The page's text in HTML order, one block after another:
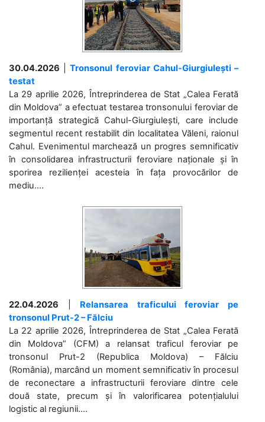
30.04.2026 |Tronsonul feroviar Cahul-Giurgiulești –
testat
La 29 aprilie 2026, Întreprinderea de Stat „Calea Ferată
din Moldova” a efectuat testarea tronsonului feroviar de
importanță strategică Cahul-Giurgiulești, care include
segmentul recent restabilit din localitatea Văleni, raionul
Cahul. Evenimentul marchează un progres semnificativ
în consolidarea infrastructurii feroviare naționale și în
sporirea rezilienței acesteia în fața provocărilor de
mediu....
22.04.2026
Relansarea traficului feroviar pe
tronsonul Prut-2 – Fălciu
La 22 aprilie 2026, Întreprinderea de Stat „Calea Ferată
din Moldova” (CFM) a relansat traficul feroviar pe
tronsonul Prut-2 (Republica Moldova) – Fălciu
(România), marcând un moment semnificativ în procesul
de reconectare a infrastructurii feroviare dintre cele
două state, precum și în valorificarea potențialului
logistic al regiunii....